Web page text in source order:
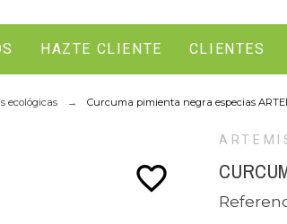
HAZTE CLIENTE CLIENTES
ecológicas Curcuma pimienta negra especias
favorite_border